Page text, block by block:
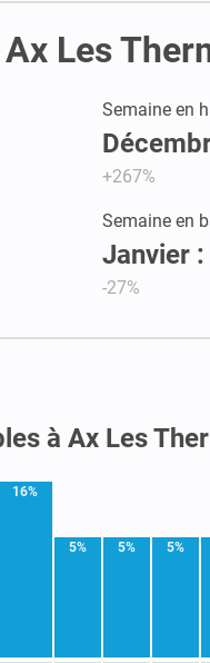
Les
Semaine en
+267%
Semaine en
Janvier
-27%
à Ax Les
16%
5% 5% 5%